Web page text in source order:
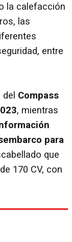
la calefacción
las
entre
Compass
, mientras
para
que
170 CV, con